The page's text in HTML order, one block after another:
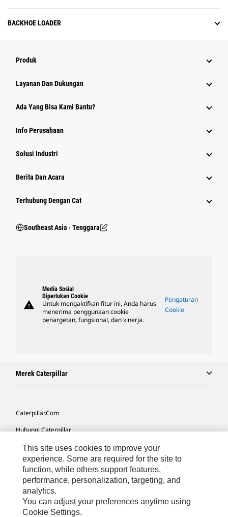
BACKHOE LOADER
Produk
Layanan Dan Dukungan
Ada Yang Bisa Kami Bantu?
Info Perusahaan
Solusi Industri
Berita Dan Acara
Terhubung Dengan Cat
Southeast Asia ‧ Tenggara
warning
Media Sosial
Diperlukan Cookie
Untuk mengaktifkan fitur ini, Anda harus
menerima penggunaan cookie
penargetan, fungsional, dan kinerja.
Pengaturan
Cookie
Merek Caterpillar
Caterpillar.com
Hubungi Caterpillar
Preferensi Pemasaran Saya
Peta Situs
Cookie Settings
Hukum
Privasi
This site uses cookies to improve your
experience. Some are required for the site to
function, while others support features,
performance, personalization, targeting, and
analytics.
You can adjust your preferences anytime using
Cookie Settings.